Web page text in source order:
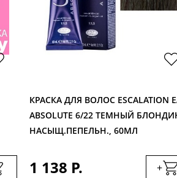
КРАСКА ДЛЯ ВОЛОС ESCALATION
ABSOLUTE 6/22 ТЕМНЫЙ
НАСЫЩ.ПЕПЕЛЬН., 60МЛ
1 138 Р. +